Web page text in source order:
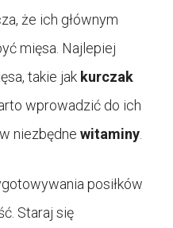
że ich głównym
mięsa. Najlepiej
takie jak kurczak
wprowadzić do ich
niezbędne witaminy
posiłków
Staraj się